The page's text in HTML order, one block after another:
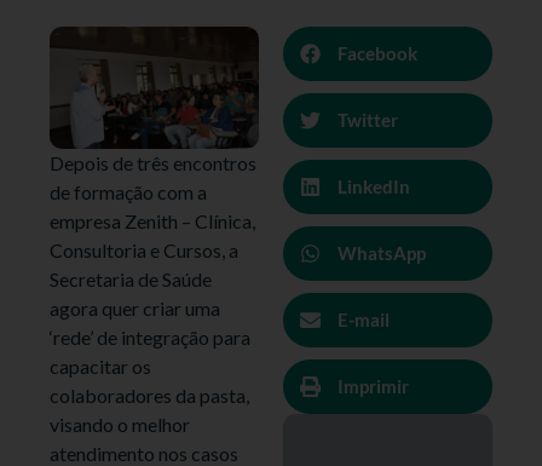
Depois de três encontros
de formação com a
empresa Zenith – Clínica,
Consultoria e Cursos, a
Secretaria de Saúde
agora quer criar uma
‘rede’ de integração para
capacitar os
colaboradores da pasta,
visando o melhor
atendimento nos casos
Facebook
Twitter
LinkedIn
WhatsApp
E-mail
Imprimir